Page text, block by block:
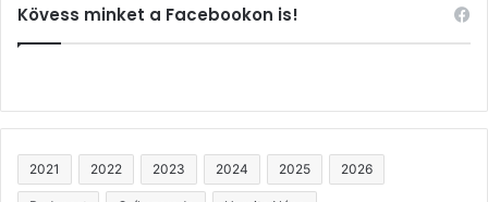
Kövess minket a Facebookon is!
2021 2022 2023 2024 2025 2026